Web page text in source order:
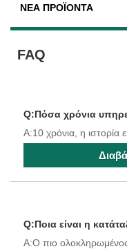
ΝΈΑ ΠΡΟΪΌΝΤΑ
FAQ
Q:Πόσα χρόνια
A:10 χρόνια, η ιστορία
Q:Ποια είναι η
A:Ο πιο